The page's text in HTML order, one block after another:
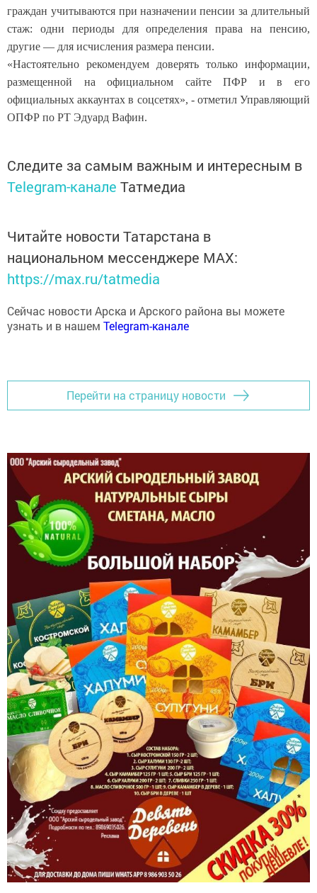
граждан учитываются при назначении пенсии за длительный
стаж: одни периоды для определения права на пенсию,
другие — для исчисления размера пенсии.
«Настоятельно рекомендуем доверять только информации,
размещенной на официальном сайте ПФР и в его
официальных аккаунтах в соцсетях», - отметил Управляющий
ОПФР по РТ Эдуард Вафин.
Следите за самым важным и интересным в
Telegram-канале Татмедиа
Читайте новости Татарстана в
национальном мессенджере MАХ:
https://max.ru/tatmedia
Сейчас новости Арска и Арского района вы можете
узнать и в нашем Telegram-канале
Перейти на страницу новости